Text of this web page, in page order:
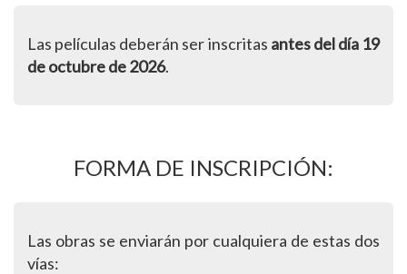
Las películas deberán ser inscritas antes del día 19
de octubre de 2026.
FORMA DE INSCRIPCIÓN:
Las obras se enviarán por cualquiera de estas dos
vías: